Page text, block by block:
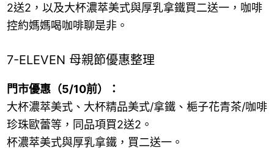
2送2，以及大杯濃萃美式與厚乳拿鐵買二送一，咖啡
控約媽媽喝咖啡聊是非。
7-ELEVEN 母親節優惠整理
門市優惠（5/10前）：
大杯濃萃美式、大杯精品美式/拿鐵、梔子花青茶/咖啡
珍珠歐蕾等，同品項買2送2。
杯濃萃美式與厚乳拿鐵，買二送一。